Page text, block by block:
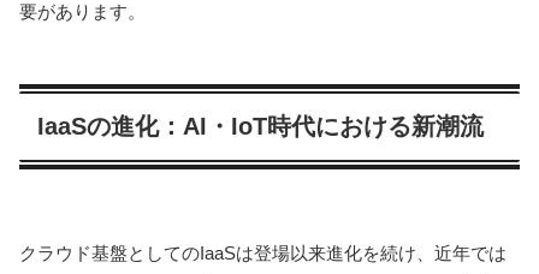
要があります。
IaaSの進化：AI・IoT時代における新潮流
クラウド基盤としてのIaaSは登場以来進化を続け、近年では